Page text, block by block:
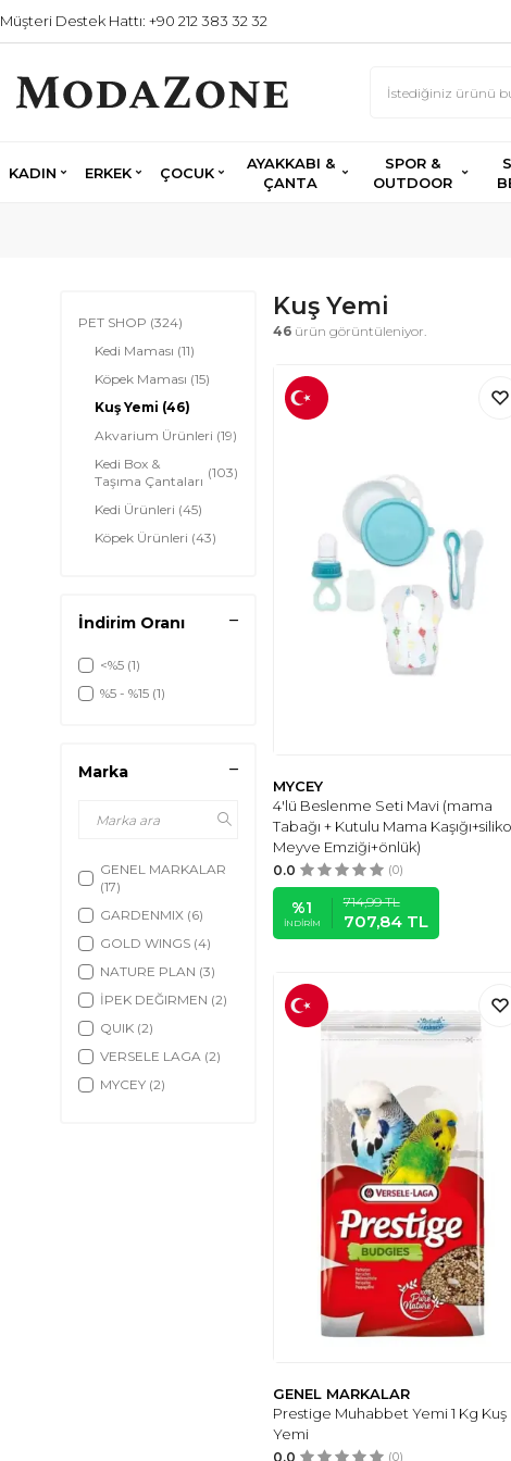
Müşteri Destek Hattı: +90 212 383 32 32
KADIN ERKEK ÇOCUK
AYAKKABI &
ÇANTA
SPOR &
OUTDOOR
PET SHOP (324)
Kedi Maması (11)
Köpek Maması (15)
Kuş Yemi (46)
Akvarium Ürünleri (19)
Kedi Box &
Taşıma Çantaları
(103)
Kedi Ürünleri (45)
Köpek Ürünleri (43)
İndirim Oranı
<%5 (1)
%5 - %15 (1)
Marka
GENEL MARKALAR
(17)
GARDENMIX (6)
GOLD WINGS (4)
NATURE PLAN (3)
İPEK DEĞIRMEN (2)
QUIK (2)
VERSELE LAGA (2)
MYCEY (2)
Kuş Yemi
46ürün görüntüleniyor.
MYCEY
4'lü Beslenme Seti Mavi (mama
Tabağı + Kutulu Mama
Meyve Emziği+önlük)
0.0 (0)
%1
İNDIRIM
714,99TL
707,84TL
GENEL MARKALAR
Prestige Muhabbet Yemi 1 Kg Kuş
Yemi
0.0 (0)